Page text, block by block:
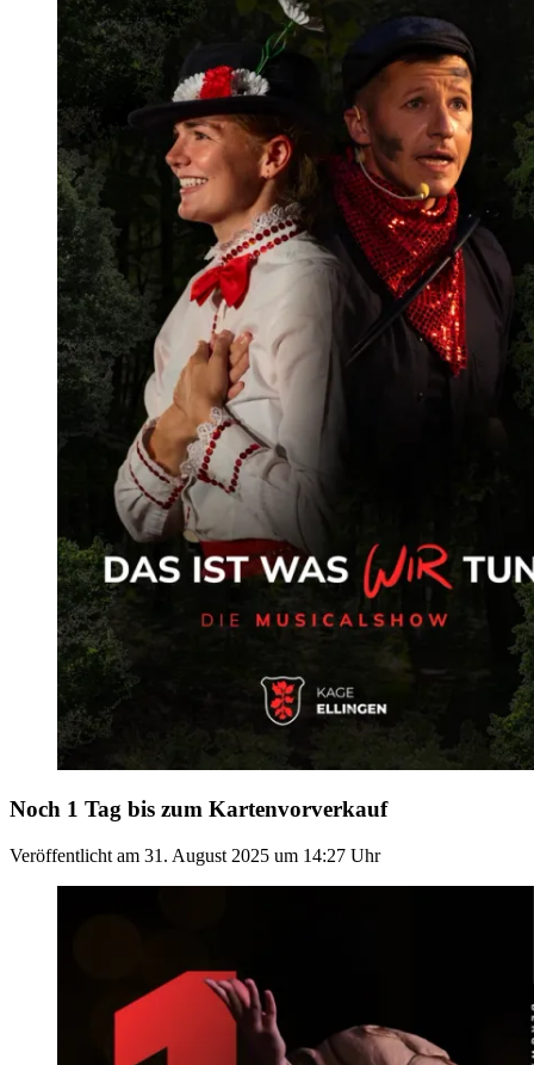
Noch 1 Tag bis zum Kartenvorverkauf
Veröffentlicht am 31. August 2025 um 14:27 Uhr